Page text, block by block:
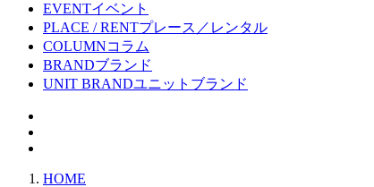
EVENTイベント
PLACE / RENTプレース／レンタル
COLUMNコラム
BRANDブランド
UNIT BRANDユニットブランド
HOME